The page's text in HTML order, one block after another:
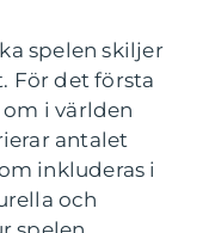
spelen skiljer
För det första
i världen
antalet
inkluderas i
och